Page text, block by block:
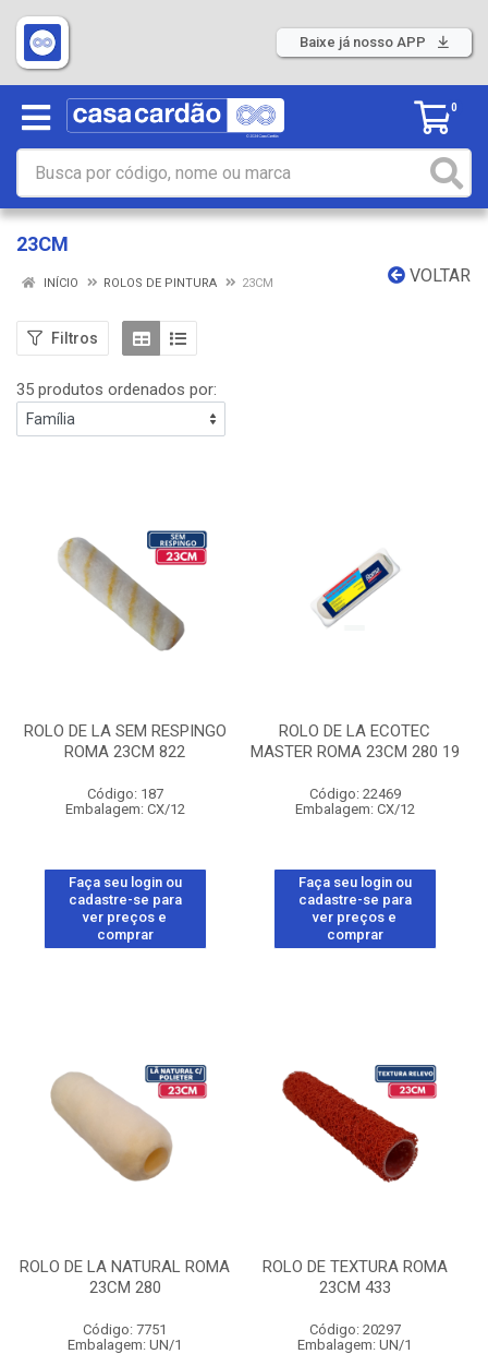
Baixe já nosso APP
0
23CM
VOLTAR
INÍCIO ROLOS DE PINTURA 23CM
Filtros
35 produtos ordenados por:
ROLO DE LA SEM RESPINGO
ROMA 23CM 822
Código: 187
Embalagem: CX/12
Faça seu login ou
cadastre-se para
ver preços e
comprar
ROLO DE LA ECOTEC
MASTER ROMA 23CM 280 19
Código: 22469
Embalagem: CX/12
Faça seu login ou
cadastre-se para
ver preços e
comprar
ROLO DE LA NATURAL ROMA
23CM 280
Código: 7751
Embalagem: UN/1
ROLO DE TEXTURA ROMA
23CM 433
Código: 20297
Embalagem: UN/1